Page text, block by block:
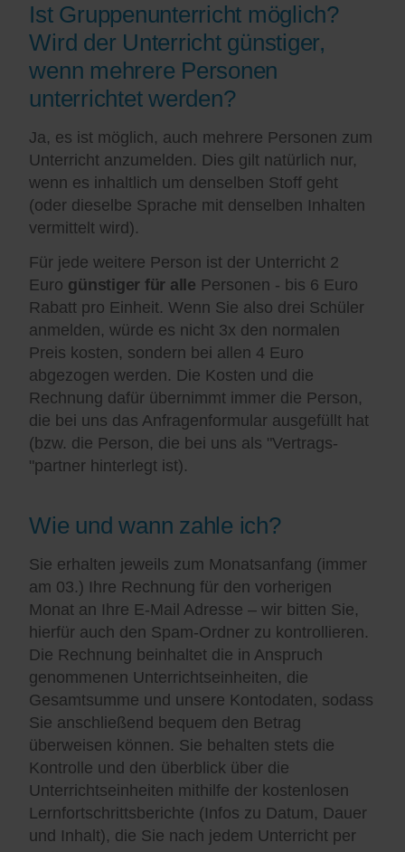
Ist Gruppenunterricht möglich?
Wird der Unterricht günstiger,
wenn mehrere Personen
unterrichtet werden?
Ja, es ist möglich, auch mehrere Personen zum
Unterricht anzumelden. Dies gilt natürlich nur,
wenn es inhaltlich um denselben Stoff geht
(oder dieselbe Sprache mit denselben Inhalten
vermittelt wird).
Für jede weitere Person ist der Unterricht 2
Euro günstiger für alle Personen - bis 6 Euro
Rabatt pro Einheit. Wenn Sie also drei Schüler
anmelden, würde es nicht 3x den normalen
Preis kosten, sondern bei allen 4 Euro
abgezogen werden. Die Kosten und die
Rechnung dafür übernimmt immer die Person,
die bei uns das Anfragenformular ausgefüllt hat
(bzw. die Person, die bei uns als "Vertrags-
"partner hinterlegt ist).
Wie und wann zahle ich?
Sie erhalten jeweils zum Monatsanfang (immer
am 03.) Ihre Rechnung für den vorherigen
Monat an Ihre E-Mail Adresse – wir bitten Sie,
hierfür auch den Spam-Ordner zu kontrollieren.
Die Rechnung beinhaltet die in Anspruch
genommenen Unterrichtseinheiten, die
Gesamtsumme und unsere Kontodaten, sodass
Sie anschließend bequem den Betrag
überweisen können. Sie behalten stets die
Kontrolle und den überblick über die
Unterrichtseinheiten mithilfe der kostenlosen
Lernfortschrittsberichte (Infos zu Datum, Dauer
und Inhalt), die Sie nach jedem Unterricht per